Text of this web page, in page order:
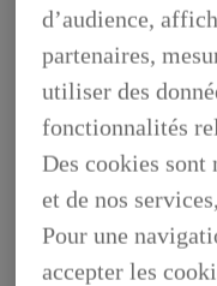
d’audience,
partenaires,
utiliser des
fonctionnalités
Des cookies sont
et de nos
Pour une
accepter les